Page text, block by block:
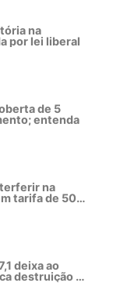
na
por lei liberal
de 5
entenda
na
tarifa de 50%
deixa ao
destruição no